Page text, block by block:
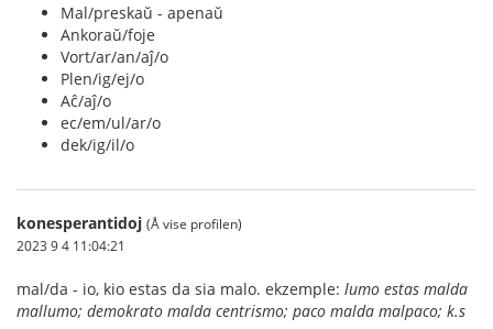
Mal/preskaŭ - apenaŭ
Ankoraŭ/foje
Vort/ar/an/aĵ/o
Plen/ig/ej/o
Aĉ/aĵ/o
ec/em/ul/ar/o
dek/ig/il/o
konesperantidoj (Å vise profilen)
2023 9 4 11:04:21
mal/da - io, kio estas da sia malo. ekzemple: lumo estas malda
mallumo; demokrato malda centrismo; paco malda malpaco; k.s